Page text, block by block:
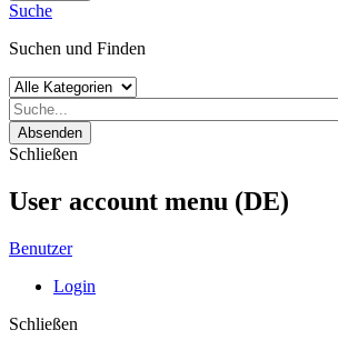
Suche
Suchen und Finden
Absenden
Schließen
User account menu (DE)
Benutzer
Login
Schließen